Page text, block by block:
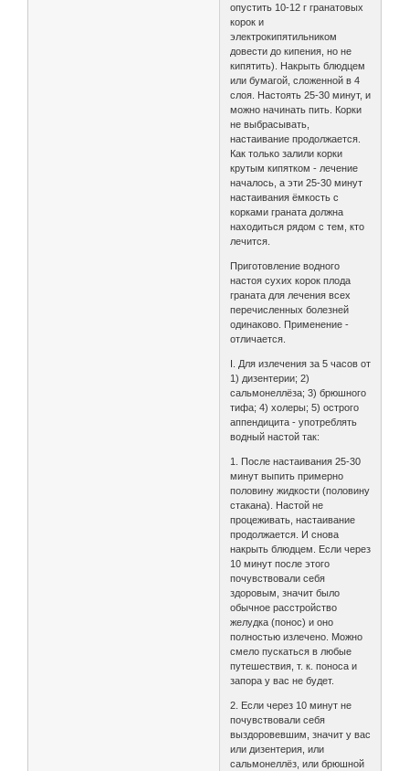
опустить 10-12 г гранатовых
корок и
электрокипятильником
довести до кипения, но не
кипятить). Накрыть блюдцем
или бумагой, сложенной в 4
слоя. Настоять 25-30 минут, и
можно начинать пить. Корки
не выбрасывать,
настаивание продолжается.
Как только залили корки
крутым кипятком - лечение
началось, а эти 25-30 минут
настаивания ёмкость с
корками граната должна
находиться рядом с тем, кто
лечится.
Приготовление водного
настоя сухих корок плода
граната для лечения всех
перечисленных болезней
одинаково. Применение -
отличается.
I. Для излечения за 5 часов от
1) дизентерии; 2)
сальмонеллёза; 3) брюшного
тифа; 4) холеры; 5) острого
аппендицита - употреблять
водный настой так:
1. После настаивания 25-30
минут выпить примерно
половину жидкости (половину
стакана). Настой не
процеживать, настаивание
продолжается. И снова
накрыть блюдцем. Если через
10 минут после этого
почувствовали себя
здоровым, значит было
обычное расстройство
желудка (понос) и оно
полностью излечено. Можно
смело пускаться в любые
путешествия, т. к. поноса и
запора у вас не будет.
2. Если через 10 минут не
почувствовали себя
выздоровевшим, значит у вас
или дизентерия, или
сальмонеллёз, или брюшной